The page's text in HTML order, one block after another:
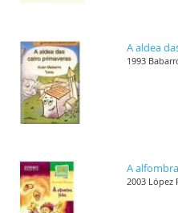
A aldea
1993
A
2003 López